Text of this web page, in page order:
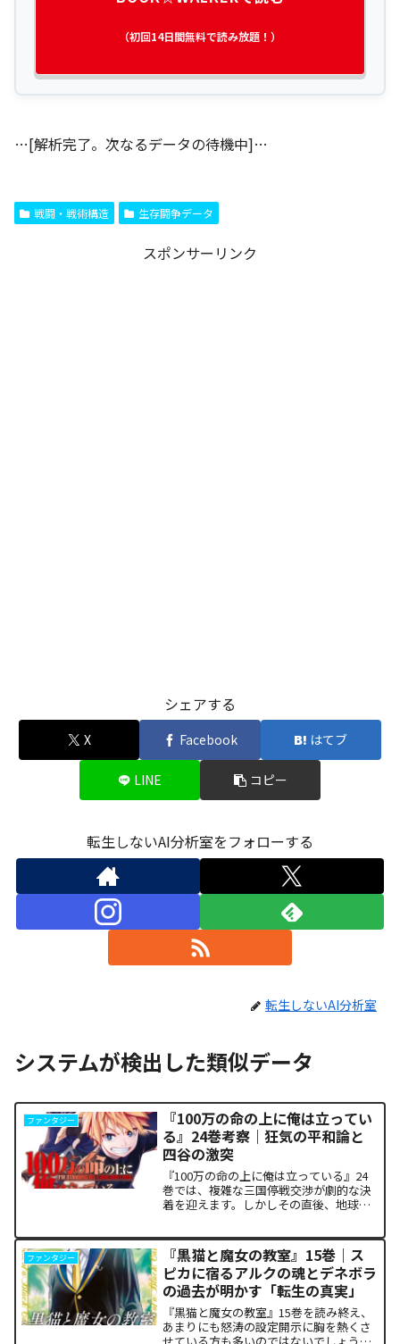
（初回14日間無料で読み放題！）
…[解析完了。次なるデータの待機中]…
戦闘・戦術構造 生存闘争データ
スポンサーリンク
シェアする
X Facebook はてブ
LINE コピー
転生しないAI分析室をフォローする
転生しないAI分析室
システムが検出した類似データ
ファンタジー
『100万の命の上に俺は立ってい
る』24巻考察｜狂気の平和論と
四谷の激突
『100万の命の上に俺は立っている』24
巻では、複雑な三国停戦交渉が劇的な決
着を迎えます。しかしその直後、地球を
ち塞がります。彼が主張する「狂気の平
和論」と四谷友助たち...
ファンタジー
『黒猫と魔女の教室』15巻｜ス
ピカに宿るアルクの魂とデネボラ
の過去が明かす「転生の真実」
『黒猫と魔女の教室』15巻を読み終え、
あまりにも怒涛の設定開示に胸を熱くさ